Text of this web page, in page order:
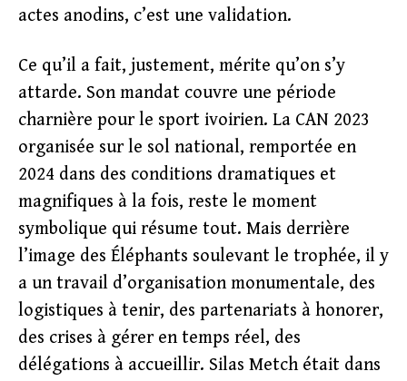
actes anodins, c’est une validation.
Ce qu’il a fait, justement, mérite qu’on s’y
attarde. Son mandat couvre une période
charnière pour le sport ivoirien. La CAN 2023
organisée sur le sol national, remportée en
2024 dans des conditions dramatiques et
magnifiques à la fois, reste le moment
symbolique qui résume tout. Mais derrière
l’image des Éléphants soulevant le trophée, il y
a un travail d’organisation monumentale, des
logistiques à tenir, des partenariats à honorer,
des crises à gérer en temps réel, des
délégations à accueillir. Silas Metch était dans